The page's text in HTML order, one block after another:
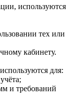
используются
тех или
кабинету.
для:
и требований